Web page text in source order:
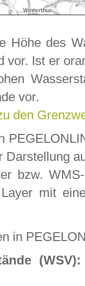
Höhe des
vor. Ist er
vor.
den
Darstellung
bzw.
mit
in
(WSV):